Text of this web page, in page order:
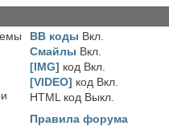
BB коды Вкл.
Смайлы Вкл.
[IMG] код Вкл.
[VIDEO] код Вкл.
HTML код Выкл.
Правила форума